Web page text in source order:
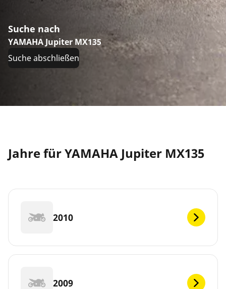
Suche nach
YAMAHA Jupiter MX135
Suche abschließen
Jahre für YAMAHA Jupiter MX135
2010
2009